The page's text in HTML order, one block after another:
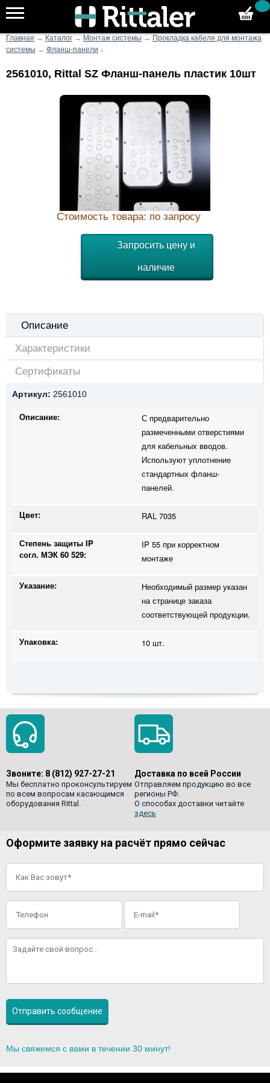
Главная → Каталог → Монтаж системы →
Прокладка кабеля для монтажа
системы → Фланш-панели ↓
2561010, Rittal SZ Фланш-панель пластик 10шт
Стоимость товара: по запросу
Запросить цену и
наличие
Описание
Характеристики
Сертификаты
Артикул: 2561010
Описание:
С предварительно
размеченными отверстиями
для кабельных вводов.
Используют уплотнение
стандартных фланш-
панелей.
Цвет: RAL 7035
Степень защиты IP
согл. МЭК 60 529:
IP 55 при корректном
монтаже
Указание:
Необходимый размер указан
на странице заказа
соответствующей продукции.
Упаковка: 10 шт.
Звоните: 8 (812) 927-27-21
Мы бесплатно проконсультируем
по всем вопросам касающимся
оборудования Rittal.
Доставка по всей России
Отправляем продукцию во все
регионы РФ.
О способах доставки читайте
здесь
Оформите заявку на расчёт прямо сейчас
Мы свяжемся с вами в течении 30 минут!